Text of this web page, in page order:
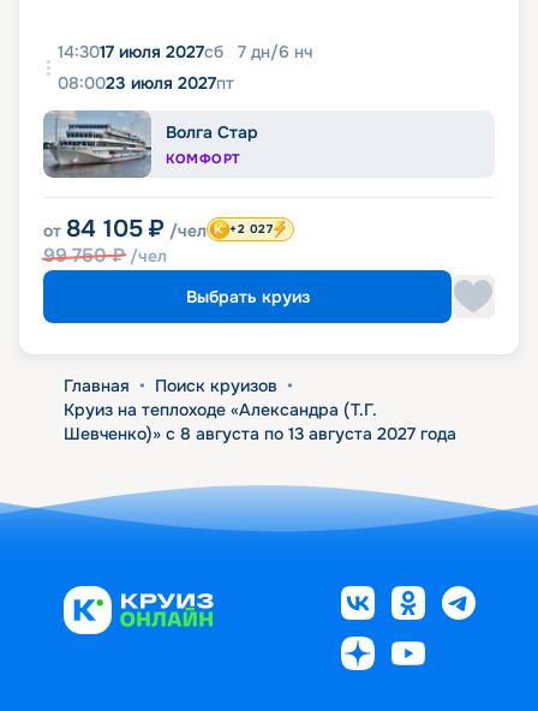
14:3017 июля 2027сб 7 дн/6 нч
08:0023 июля 2027пт
Волга Стар
КОМФОРТ
от 84 105 ₽ /чел
99 750₽ /чел
+2 027
Выбрать круиз
Главная • Поиск круизов •
Круиз на теплоходе «Александра (Т.Г.
Шевченко)» с 8 августа по 13 августа 2027 года